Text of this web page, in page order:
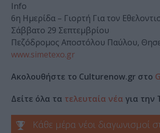
Info
6η Ημερίδα – Γιορτή Για τον
Σάββατο 29 Σεπτεμβρίου
Πεζόδρομος Αποστόλου Παύλου,
www.simetexo.gr
Ακολουθήστε το Culturenow.gr στο
Δείτε όλα τα τελευταία νέα για την
Κάθε μέρα νέοι διαγωνισμοί